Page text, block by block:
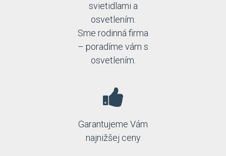
svietidlami a
osvetlením.
Sme rodinná firma
– poradíme vám s
osvetlením.
Garantujeme Vám
najnižšej ceny